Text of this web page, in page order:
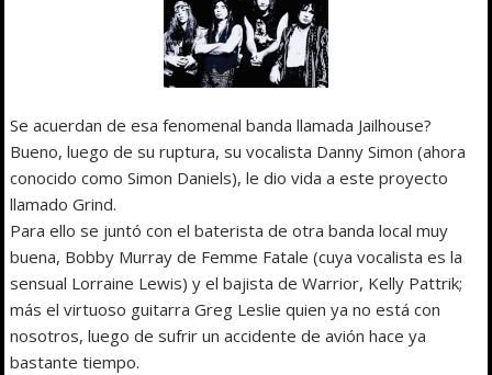
Se acuerdan de esa fenomenal banda llamada Jailhouse?
Bueno, luego de su ruptura, su vocalista Danny Simon (ahora
conocido como Simon Daniels), le dio vida a este proyecto
llamado Grind.
Para ello se juntó con el baterista de otra banda local muy
buena, Bobby Murray de Femme Fatale (cuya vocalista es la
sensual Lorraine Lewis) y el bajista de Warrior, Kelly Pattrik;
más el virtuoso guitarra Greg Leslie quien ya no está con
nosotros, luego de sufrir un accidente de avión hace ya
bastante tiempo.